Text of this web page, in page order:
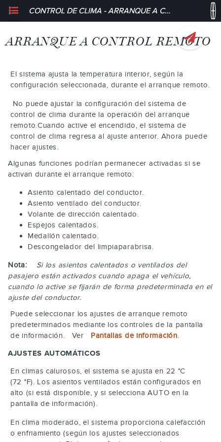
CONTROL DE CLIMA - ARRANQUE A CONTROL REMOTO
ARRANQUE A CONTROL REMOTO
El sistema ajusta la temperatura interior, según la
configuración seleccionada, durante el arranque remoto.
No puede ajustar la configuración del sistema de
control de clima durante la operación del arranque
remoto.Cuando active el encendido, el sistema de
control de clima regresa al ajuste anterior. Ahora puede
hacer ajustes.
Algunas funciones podrían permanecer activadas si se
activan durante el arranque remoto:
Asiento calentado del conductor.
Asiento ventilado del conductor.
Volante de dirección calentado.
Espejos calentados.
Medallón calentado.
Descongelador del limpiaparabrisa.
Nota:
Si los asientos calentados o ventilados del
pasajero están activados cuando apaga el vehículo,
cuando lo active se fijarán de forma predeterminada en el
ajuste del conductor.
Puede seleccionar los ajustes de arranque remoto
predeterminados mediante los controles de la pantalla
de información. Ver Pantallas de información.
AJUSTES AUTOMÁTICOS
En climas calurosos, el sistema se ajusta en 22 °C
(72 °F). Los asientos ventilados están configurados en
alto (si está disponible, y si seleccionaAUTO en la
pantalla de información).
En clima moderado, el sistema proporciona calefacción
o enfriamiento (según los ajustes seleccionados